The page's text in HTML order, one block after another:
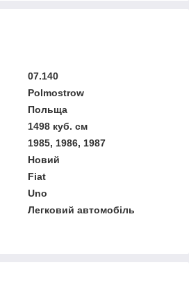
07.140
Polmostrow
Польща
1498 куб. см
1985, 1986, 1987
Новий
Fiat
Uno
Легковий автомобіль